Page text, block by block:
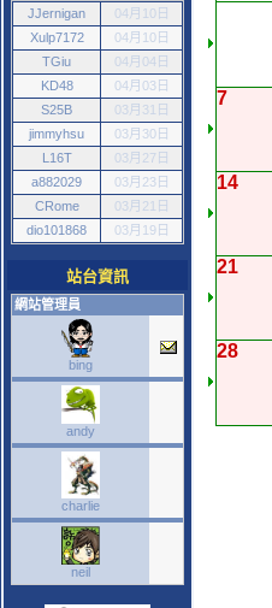
JJernigan
04月10日
Xulp7172
04月10日
TGiu
04月04日
KD48
04月03日
S25B
03月31日
jimmyhsu
03月30日
L16T
03月27日
a882029
03月23日
CRome
03月21日
dio101868
03月19日
站台資訊
網站管理員
bing
andy
charlie
neil
7
14
21
28